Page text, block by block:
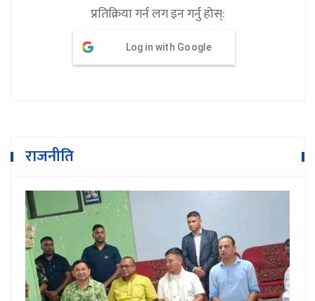
प्रतिक्रिया गर्न लग इन गर्नु होस्:
Log in with Google
राजनीति